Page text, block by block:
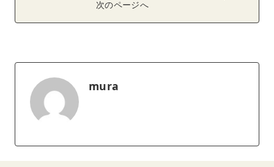
次のページへ
mura